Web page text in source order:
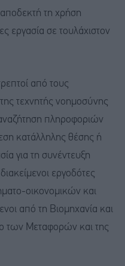
τη χρήση
εργασία σε τουλάχιστον
από τους
τεχνητής νοημοσύνης
πληροφοριών
κατάλληλης θέσης ή
για τη συνέντευξη
εργοδότες
οικονομικών και
από τη Βιομηχανία και
των Μεταφορών και της